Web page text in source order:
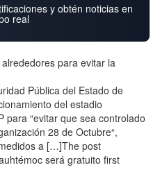
y obtén noticias en
real
para evitar la
Pública del Estado de
del estadio
para “evitar que sea controlado
28 de Octubre“,
a […]The post
será gratuito first